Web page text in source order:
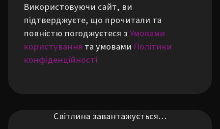
Використовуючи сайт, ви
підтверджуєте, що прочитали та
повністю погоджуєтеся зУмовами
користування та умовами Політики
конфіденційності
Світлина завантажується…